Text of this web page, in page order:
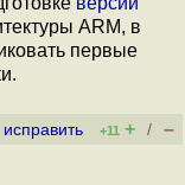
ARM, в
первые
исправить +11 + / –